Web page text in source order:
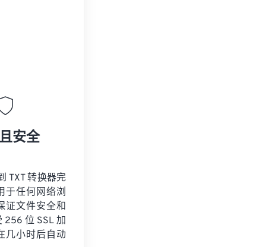
安全
TXT 转换器完
于任何网络浏
证文件安全和
256 位 SSL 加
几小时后自动